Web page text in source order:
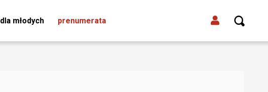
dla młodych prenumerata